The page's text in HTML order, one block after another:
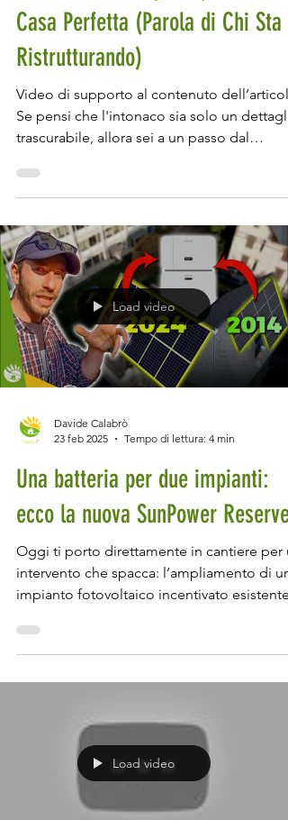
L'Intonaco: Il Segreto per una
Casa Perfetta (Parola di Chi Sta
Ristrutturando)
Video di supporto al contenuto
trascurabile, allora sei a un passo dal
commettere un errore che ti costerà caro
negli anni a venire. Perché? Perché questo
strato, apparentemente banale, fa la
differenza tra una casa che dura e una che si
sfalda, tra un ambiente sano e uno pieno di
muffa. E lo dico con cognizione di causa:
ristrutturando casa e sono proprio nella
dell’intonaco. Dopo mesi tra demolizioni,
imp
Load video
Davide Calabrò
23 feb 2025
Tempo di lettura: 4 min
Una batteria per due impianti:
ecco la nuova SunPower Reserve
Oggi ti porto direttamente in cantiere per
impianto fotovoltaico incentivato esistente
con...
Load video